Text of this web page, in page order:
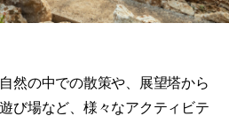
然の中での散策や、展望塔から
び場など、様々なアクティビテ